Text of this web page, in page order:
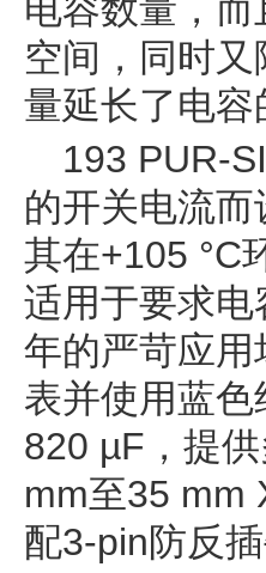
电容数量，
空间，同时
量延长了电
193 PUR-
的开关电流
其在+105 °C
适用于要求
年的严苛应
表并使用蓝
820 µF，提
mm至35 mm
配3-pin防反